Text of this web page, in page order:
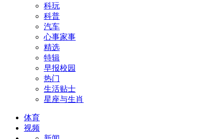
科玩
科普
汽车
心事家事
精选
特辑
早报校园
热门
生活贴士
星座与生肖
体育
视频